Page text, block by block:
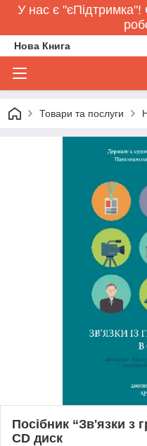
У нас є "єПідтримка"!
Нова Книга
Товари та послуги
Посібник “Зв'язки з
СD диск